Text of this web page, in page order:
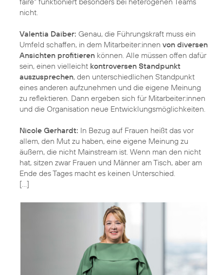
nicht.
Valentia Daiber: Genau, die Führungskraft muss ein
Umfeld schaffen, in dem Mitarbeiter:innen von diversen
Ansichten profitieren können. Alle müssen offen dafür
sein, einen vielleicht kontroversen Standpunkt
auszusprechen, den unterschiedlichen Standpunkt
eines anderen aufzunehmen und die eigene Meinung
zu reflektieren. Dann ergeben sich für Mitarbeiter:innen
und die Organisation neue Entwicklungsmöglichkeiten.
Nicole Gerhardt: In Bezug auf Frauen heißt das vor
allem, den Mut zu haben, eine eigene Meinung zu
äußern, die nicht Mainstream ist. Wenn man den nicht
hat, sitzen zwar Frauen und Männer am Tisch, aber am
Ende des Tages macht es keinen Unterschied.
[…]